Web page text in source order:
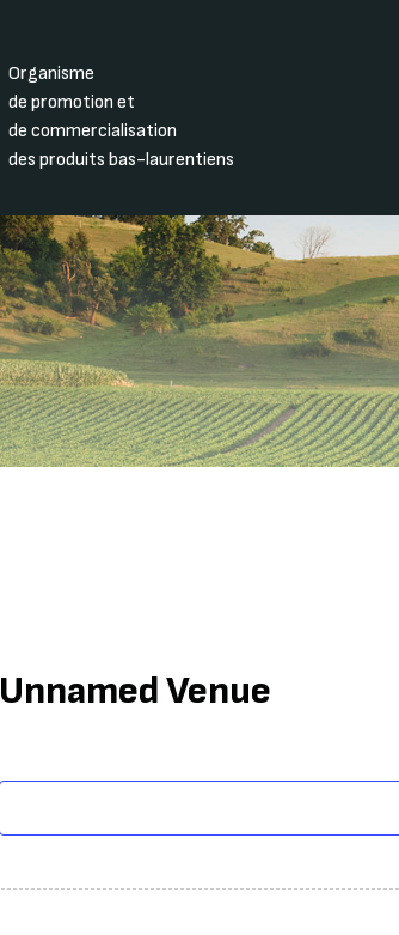
Organisme
de promotion et
de commercialisation
des produits bas-laurentiens
Unnamed Venue